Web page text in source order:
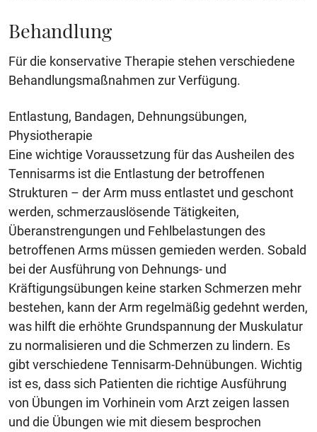
Behandlung
Für die konservative Therapie stehen verschiedene
Behandlungsmaßnahmen zur Verfügung.
Entlastung, Bandagen, Dehnungsübungen,
Physiotherapie
Eine wichtige Voraussetzung für das Ausheilen des
Tennisarms ist die Entlastung der betroffenen
Strukturen – der Arm muss entlastet und geschont
werden, schmerzauslösende Tätigkeiten,
Überanstrengungen und Fehlbelastungen des
betroffenen Arms müssen gemieden werden. Sobald
bei der Ausführung von Dehnungs- und
Kräftigungsübungen keine starken Schmerzen mehr
bestehen, kann der Arm regelmäßig gedehnt werden,
was hilft die erhöhte Grundspannung der Muskulatur
zu normalisieren und die Schmerzen zu lindern. Es
gibt verschiedene Tennisarm-Dehnübungen. Wichtig
ist es, dass sich Patienten die richtige Ausführung
von Übungen im Vorhinein vom Arzt zeigen lassen
und die Übungen wie mit diesem besprochen